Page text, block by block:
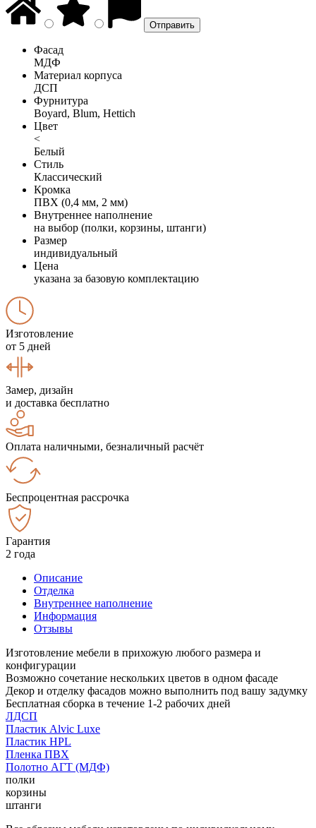
Фасад
МДФ
Материал корпуса
ДСП
Фурнитура
Boyard, Blum, Hettich
Цвет
<
Белый
Стиль
Классический
Кромка
ПВХ (0,4 мм, 2 мм)
Внутреннее наполнение
на выбор (полки, корзины, штанги)
Размер
индивидуальный
Цена
указана за базовую комплектацию
Изготовление
от 5 дней
Замер, дизайн
и доставка бесплатно
Оплата наличными, безналичный расчёт
Беспроцентная рассрочка
Гарантия
2 года
Описание
Отделка
Внутреннее наполнение
Информация
Отзывы
Изготовление мебели в прихожую любого размера и
конфигурации
Возможно сочетание нескольких цветов в одном фасаде
Декор и отделку фасадов можно выполнить под вашу задумку
Бесплатная сборка в течение 1-2 рабочих дней
ЛДСП
Пластик Alvic Luxe
Пластик HPL
Пленка ПВХ
Полотно АГТ (МДФ)
полки
корзины
штанги